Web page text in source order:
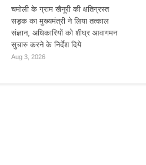
चमोली के ग्राम खैनूरी की क्षतिग्रस्त
सड़क का मुख्यमंत्री ने लिया तत्काल
संज्ञान, अधिकारियों को शीघ्र आवागमन
सुचारु करने के निर्देश दिये
Aug 3, 2026